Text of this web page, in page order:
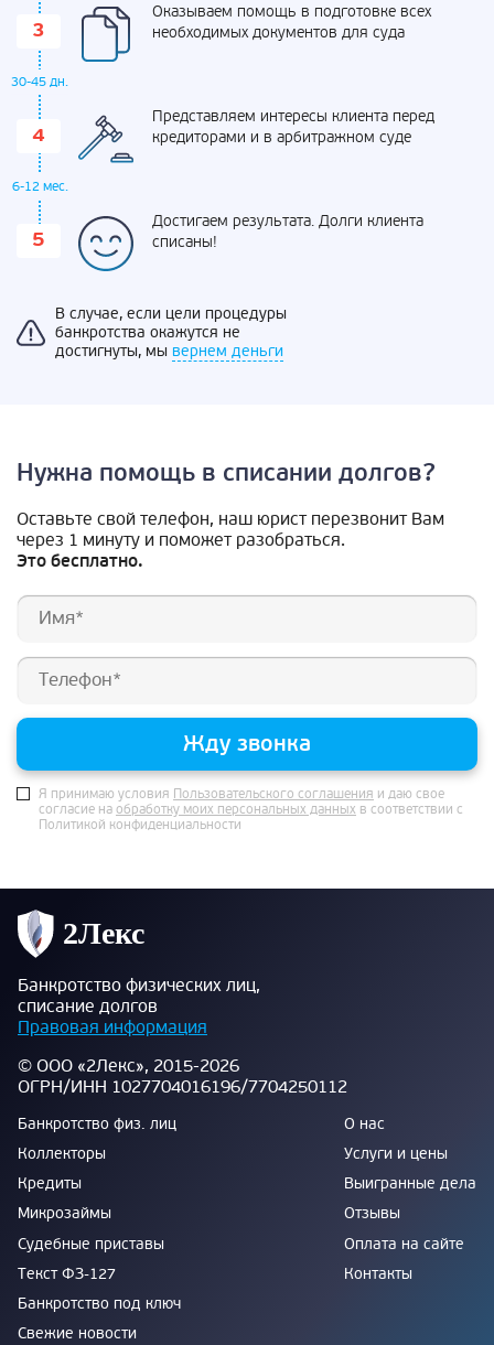
30-45 дн.
Оказываем помощь в подготовке всех
необходимых документов для суда
6-12 мес.
Представляем интересы клиента перед
кредиторами и в арбитражном суде
Достигаем результата. Долги клиента
списаны!
В случае, если цели процедуры
банкротства окажутся не
достигнуты, мы вернем деньги
Нужна помощь в списании долгов?
Оставьте свой телефон, наш юрист перезвонит Вам
через 1 минуту и поможет разобраться.
Это бесплатно.
Жду звонка
Я принимаю условия Пользовательского соглашения и даю свое
согласие на обработку моих персональных данных в соответствии с
Политикой конфиденциальности
Банкротство физических лиц,
списание долгов
Правовая информация
© ООО «2Лекс», 2015-2026
ОГРН/ИНН 1027704016196/7704250112
Банкротство физ. лиц
Коллекторы
Кредиты
Микрозаймы
Судебные приставы
Текст ФЗ-127
Банкротство под ключ
Свежие новости
О нас
Услуги и цены
Выигранные дела
Отзывы
Оплата на сайте
Контакты